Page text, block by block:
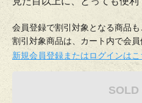
会員登録で割引対象となる商品も
割引対象商品は、カート内で会員
新規会員登録またはログインはこ
SOLD